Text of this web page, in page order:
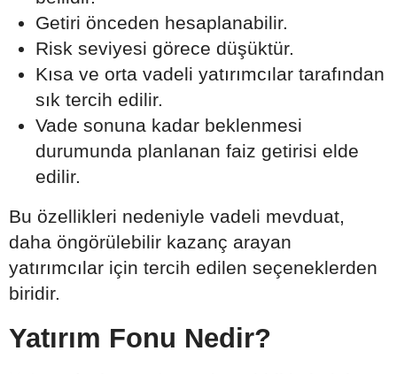
Getiri önceden hesaplanabilir.
Risk seviyesi görece düşüktür.
Kısa ve orta vadeli yatırımcılar tarafından
sık tercih edilir.
Vade sonuna kadar beklenmesi
durumunda planlanan faiz getirisi elde
edilir.
Bu özellikleri nedeniyle vadeli mevduat,
daha öngörülebilir kazanç arayan
yatırımcılar için tercih edilen seçeneklerden
biridir.
Yatırım Fonu Nedir?